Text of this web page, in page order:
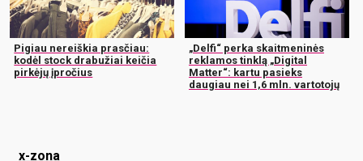
Pigiau nereiškia prasčiau:
kodėl stock drabužiai keičia
pirkėjų įpročius
„Delfi“ perka skaitmeninės
reklamos tinklą „Digital
Matter“: kartu pasieks
daugiau nei 1,6 mln. vartotojų
x-zona